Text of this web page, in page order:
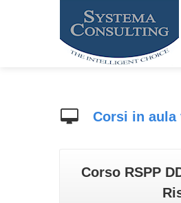
Corsi in aula
Corso RSPP